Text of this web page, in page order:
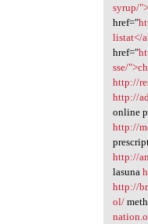
syrup/
href="
listat</
href="
sse/
http://
http://
online
http://
http://
lasuna
http://
ol/